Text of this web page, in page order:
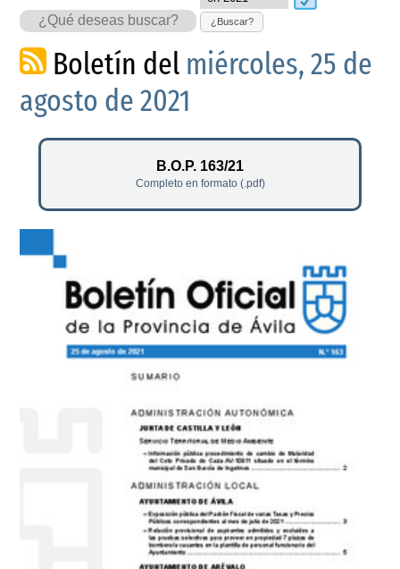
¿Buscar?
Boletín del miércoles, 25 de
agosto de 2021
B.O.P. 163/21
Completo en formato (.pdf)